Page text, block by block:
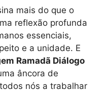
mais do que o
reflexão profunda
essenciais,
e a unidade. E
Ramadã Diálogo
âncora de
nós a trabalhar